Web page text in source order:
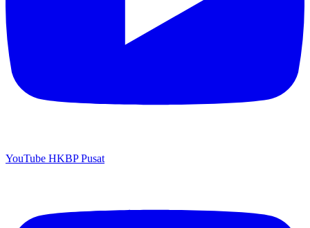
YouTube HKBP Pusat